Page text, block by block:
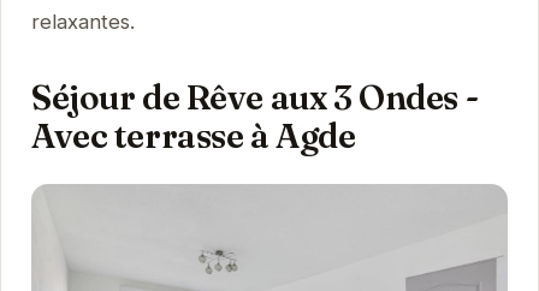
relaxantes.
Séjour de Rêve aux 3 Ondes -
Avec terrasse à Agde